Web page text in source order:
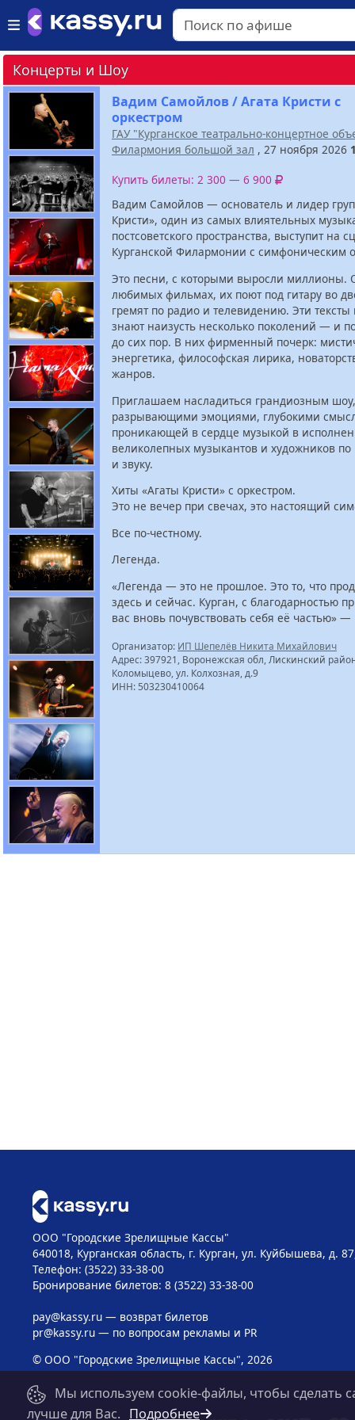
Концерты и Шоу
Вадим Самойлов / Агата Кристи с
оркестром
ГАУ "Курганское театрально-концертное
Филармония большой зал , 27 ноября 2026
Купить билеты: 2 300 — 6 900
Вадим Самойлов — основатель и лидер
Кристи», один из самых влиятельных
постсоветского пространства, выступит на
Курганской Филармонии с симфоническим
Это песни, с которыми выросли миллионы.
любимых фильмах, их поют под гитару во
гремят по радио и телевидению. Эти
знают наизусть несколько поколений — и
до сих пор. В них фирменный почерк:
энергетика, философская лирика,
жанров.
Приглашаем насладиться грандиозным шоу,
разрывающими эмоциями, глубокими
проникающей в сердце музыкой в
великолепных музыкантов и художников по
и звуку.
Хиты «Агаты Кристи» с оркестром.
Это не вечер при свечах, это настоящий
Все по-честному.
Легенда.
«Легенда — это не прошлое. Это то, что
здесь и сейчас. Курган, с благодарностью
вас вновь почувствовать себя её частью»
Организатор: ИП Шепелёв Никита Михайлович
Адрес: 397921, Воронежская обл, Лискинский
Коломыцево, ул. Колхозная, д.9
ИНН: 503230410064
ООО "Городские Зрелищные Кассы"
640018, Курганская область, г. Курган, ул. Куйбышева, д.
Телефон: (3522) 33-38-00
Бронирование билетов: 8 (3522) 33-38-00
pay@kassy.ru— возврат билетов
pr@kassy.ru— по вопросам рекламы и PR
© ООО "Городские Зрелищные Кассы", 2026
Мы используем cookie-файлы, чтобы сделать
лучше для Вас. Подробнее